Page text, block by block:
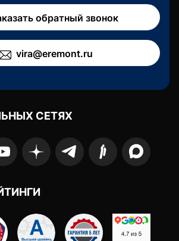
обратный звонок
vira@eremont.ru
СЕТЯХ